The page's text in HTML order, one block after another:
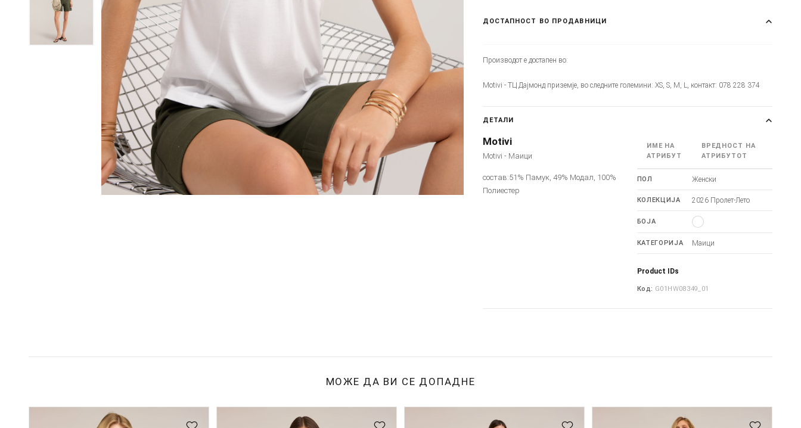
ДОСТАПНОСТ ВО ПРОДАВНИЦИ
Производот е достапен во:
Motivi - ТЦ Дајмонд приземје, во следните големини: XS, S, M, L, контакт: 078 228 374
ДЕТАЛИ
Motivi
Motivi - Маици
состав:51% Памук, 49% Модал, 100%
Полиестер
ИМЕ НА
АТРИБУТ
ВРЕДНОСТ НА
АТРИБУТОТ
ПОЛ Женски
КОЛЕКЦИЈА 2026 Пролет-Лето
БОЈА
КАТЕГОРИЈА Маици
Product IDs
Код: G01HW08349_01
МОЖЕ ДА ВИ СЕ ДОПАДНЕ